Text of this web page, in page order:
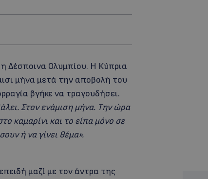
Δέσποινα Ολυμπίου. Η Κύπρια
μήνα μετά την αποβολή του
βγήκε να τραγουδήσει.
Στον ενάμιση μήνα. Την ώρα
καμαρίνι και το είπα μόνο σε
ή να γίνει θέμα».
μαζί με τον άντρα της